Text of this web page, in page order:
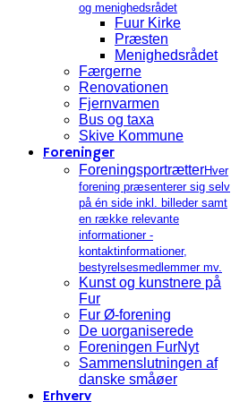
og menighedsrådet
Fuur Kirke
Præsten
Menighedsrådet
Færgerne
Renovationen
Fjernvarmen
Bus og taxa
Skive Kommune
Foreninger
ForeningsportrætterHver
forening præsenterer sig selv
på én side inkl. billeder samt
en række relevante
informationer -
kontaktinformationer,
bestyrelsesmedlemmer mv.
Kunst og kunstnere på
Fur
Fur Ø-forening
De uorganiserede
Foreningen FurNyt
Sammenslutningen af
danske småøer
Erhverv